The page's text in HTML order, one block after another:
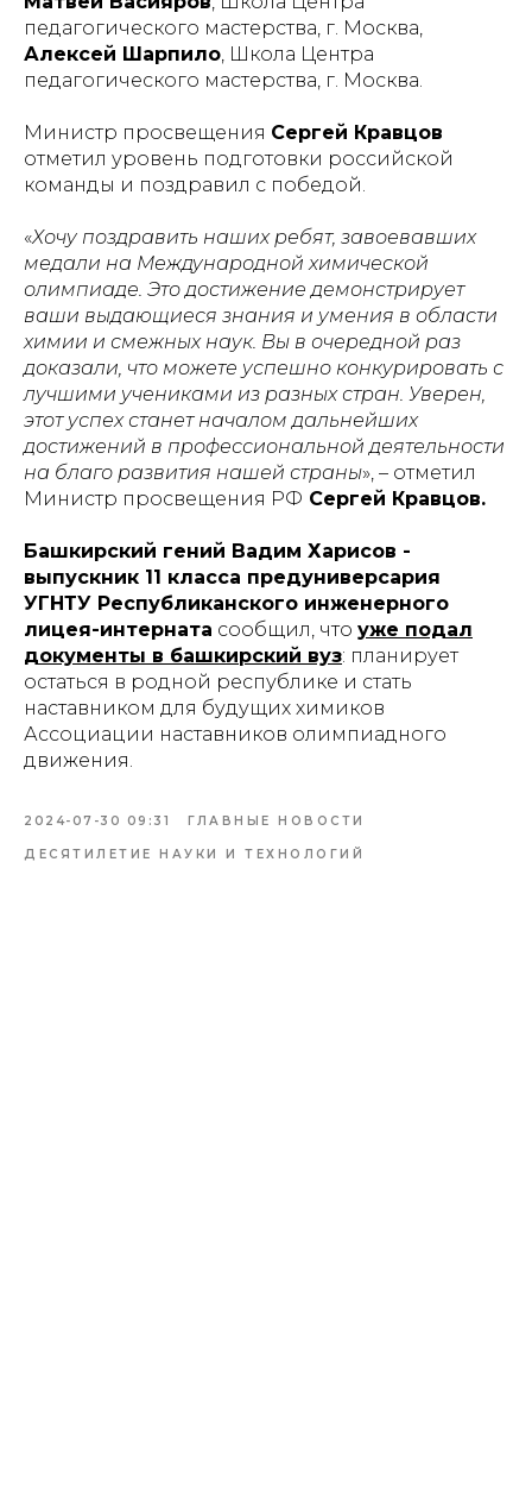
педагогического мастерства, г. Москва,
Алексей Шарпило, Школа Центра
педагогического мастерства, г. Москва.
Министр просвещения Сергей Кравцов
отметил уровень подготовки российской
команды и поздравил с победой.
«Хочу поздравить наших ребят, завоевавших
медали на Международной химической
олимпиаде. Это достижение демонстрирует
ваши выдающиеся знания и умения в области
химии и смежных наук. Вы в очередной раз
доказали, что можете успешно конкурировать с
лучшими учениками из разных стран. Уверен,
этот успех станет началом дальнейших
достижений в профессиональной деятельности
на благо развития нашей страны», – отметил
Министр просвещения РФ Сергей Кравцов.
Башкирский гений Вадим Харисов -
выпускник 11 класса предуниверсария
УГНТУ Республиканского инженерного
лицея-интерната сообщил, что уже подал
документы в башкирский вуз: планирует
остаться в родной республике и стать
наставником для будущих химиков
Ассоциации наставников олимпиадного
движения.
2024-07-30 09:31 ГЛАВНЫЕ НОВОСТИ
ДЕСЯТИЛЕТИЕ НАУКИ И ТЕХНОЛОГИЙ